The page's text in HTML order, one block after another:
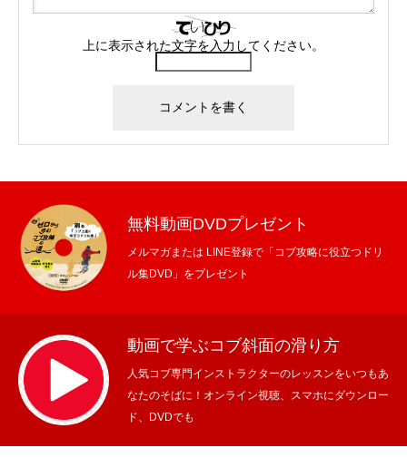
上に表示された文字を入力してください。
無料動画DVDプレゼント
メルマガまたは LINE登録で「コブ攻略に役立つドリ
ル集DVD」をプレゼント
動画で学ぶコブ斜面の滑り方
人気コブ専門インストラクターのレッスンをいつもあ
なたのそばに！オンライン視聴、スマホにダウンロー
ド、DVDでも